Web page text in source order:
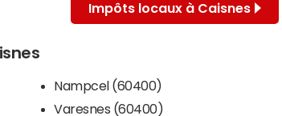
Impôts locaux à Caisnes
Nampcel (60400)
Varesnes (60400)